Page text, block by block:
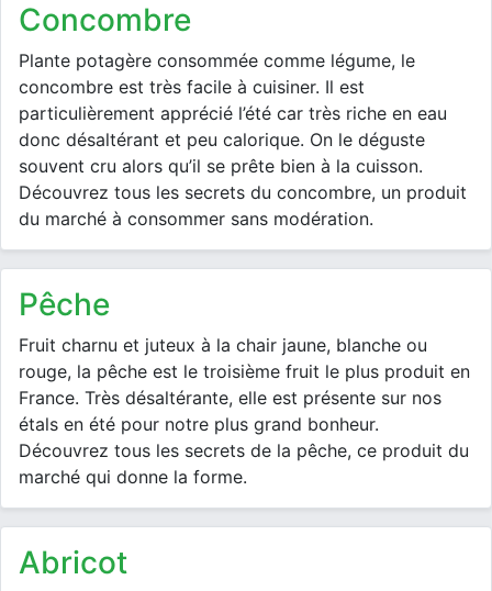
concombre
Plante potagère consommée comme légume, le
concombre est très facile à cuisiner. Il est
particulièrement apprécié l’été car très riche en eau
donc désaltérant et peu calorique. On le déguste
souvent cru alors qu’il se prête bien à la cuisson.
Découvrez tous les secrets du concombre, un produit
du marché à consommer sans modération.
pêche
Fruit charnu et juteux à la chair jaune, blanche ou
rouge, la pêche est le troisième fruit le plus produit en
France. Très désaltérante, elle est présente sur nos
étals en été pour notre plus grand bonheur.
Découvrez tous les secrets de la pêche, ce produit du
marché qui donne la forme.
abricot